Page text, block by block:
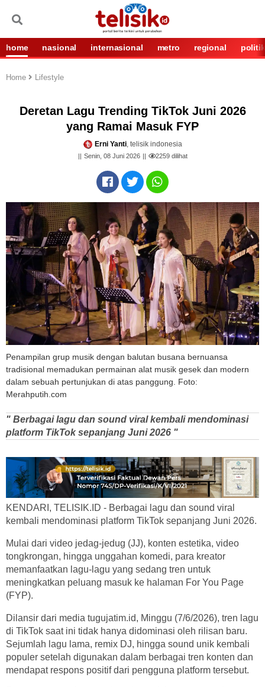
home nasional internasional metro regional politik
Home Lifestyle
Deretan Lagu Trending TikTok Juni 2026
yang Ramai Masuk FYP
Erni Yanti, telisik indonesia
Senin, 08 Juni 2026 2259dilihat
Penampilan grup musik dengan balutan busana bernuansa
tradisional memadukan permainan alat musik gesek dan modern
dalam sebuah pertunjukan di atas panggung. Foto:
Merahputih.com
" Berbagai lagu dan sound viral kembali mendominasi
platform TikTok sepanjang Juni 2026 "
KENDARI, TELISIK.ID - Berbagai lagu dan sound viral
kembali mendominasi platform TikTok sepanjang Juni 2026.
Mulai dari video jedag-jedug (JJ), konten estetika, video
tongkrongan, hingga unggahan komedi, para kreator
memanfaatkan lagu-lagu yang sedang tren untuk
meningkatkan peluang masuk ke halaman For You Page
(FYP).
Dilansir dari media tugujatim.id, Minggu (7/6/2026), tren lagu
di TikTok saat ini tidak hanya didominasi oleh rilisan baru.
Sejumlah lagu lama, remix DJ, hingga sound unik kembali
populer setelah digunakan dalam berbagai tren konten dan
mendapat respons positif dari pengguna platform tersebut.